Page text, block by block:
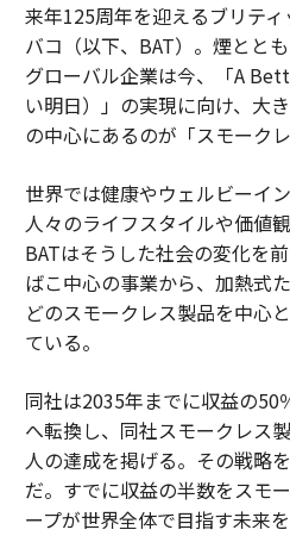
来年125周年を迎えるブリテ
バコ（以下、BAT）。煙とと
グローバル企業は今、「A
い明日）」の実現に向け、大
の中心にあるのが「スモーク
世界では健康やウェルビーイ
人々のライフスタイルや価値
BATはそうした社会の変化を
ばこ中心の事業から、加熱式
どのスモークレス製品を中心
ている。
同社は2035年までに収益の50
へ転換し、同社スモークレス
人の達成を掲げる。その戦略
だ。すでに収益の半数をスモ
ープが世界全体で目指す未来